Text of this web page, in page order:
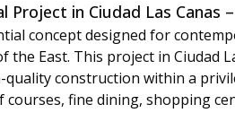
Project in Ciudad Las Canas –
concept designed for
the East. This project in Ciudad
quality construction within a
courses, fine dining, shopping